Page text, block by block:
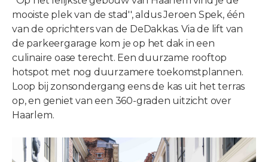
mooiste plek van de stad'', aldus Jeroen Spek, één
van de oprichters van de DeDakkas. Via de lift van
de parkeergarage kom je op het dak in een
culinaire oase terecht. Een duurzame rooftop
hotspot met nog duurzamere toekomstplannen.
Loop bij zonsondergang eens de kas uit het terras
op, en geniet van een 360-graden uitzicht over
Haarlem.